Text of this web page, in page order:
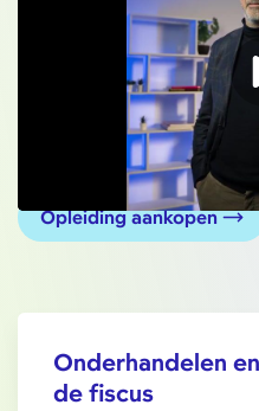
Opleiding aankopen
Onderhandelen
de fiscus